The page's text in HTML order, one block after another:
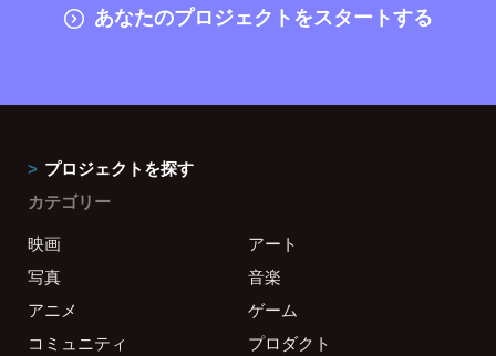
あなたのプロジェクトをスタートする
プロジェクトを探す
カテゴリー
映画
アート
写真
音楽
アニメ
ゲーム
コミュニティ
プロダクト